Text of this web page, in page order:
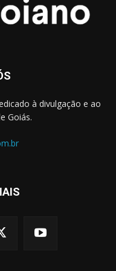
à divulgação e ao
Goiás.